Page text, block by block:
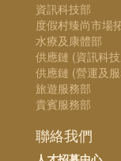
資訊科技部
度假村臻尚市場
水療及康體部
供應鏈 (資訊科
供應鏈 (營運及
旅遊服務部
貴賓服務部
聯絡我們